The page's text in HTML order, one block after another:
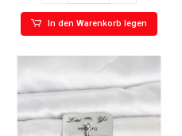
In den Warenkorb legen